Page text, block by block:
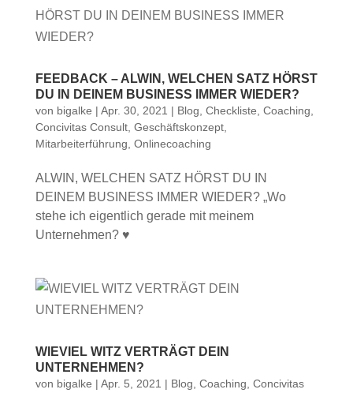
FEEDBACK – ALWIN, WELCHEN SATZ HÖRST
DU IN DEINEM BUSINESS IMMER WIEDER?
von bigalke | Apr. 30, 2021 | Blog Checkliste Coaching
Concivitas Consult, Geschäftskonzept,
Mitarbeiterführung Onlinecoaching
ALWIN, WELCHEN SATZ HÖRST DU IN
DEINEM BUSINESS IMMER WIEDER? „Wo
stehe ich eigentlich gerade mit meinem
Unternehmen? ♥
WIEVIEL WITZ VERTRÄGT DEIN
UNTERNEHMEN?
von bigalke | Apr. 5, 2021 | Blog Coaching Concivitas